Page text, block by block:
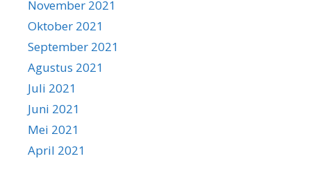
November 2021
Oktober 2021
September 2021
Agustus 2021
Juli 2021
Juni 2021
Mei 2021
April 2021